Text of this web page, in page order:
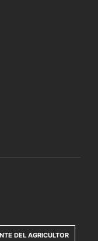
DEL AGRICULTOR